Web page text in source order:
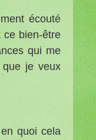
écouté
ce bien-être
qui me
que je veux
quoi cela